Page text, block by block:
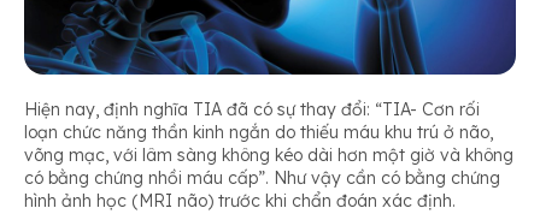
Hiện nay, định nghĩa TIA đã có sự thay đổi: “TIA- Cơn rối
loạn chức năng thần kinh ngắn do thiếu máu khu trú ở não,
võng mạc, với lâm sàng không kéo dài hơn một giờ và không
có bằng chứng nhồi máu cấp”. Như vậy cần có bằng chứng
hình ảnh học (MRI não) trước khi chẩn đoán xác định.